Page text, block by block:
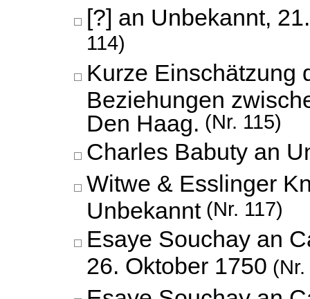
[?] an Unbekannt,
114)
Kurze Einschätzung
Beziehungen
Den Haag.
(Nr. 115)
Charles Babuty an
Witwe & Esslinger
Unbekannt (Nr. 117)
Esaye Souchay an
26. Oktober 1750